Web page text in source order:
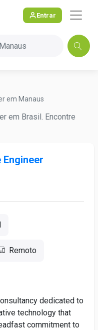
Entrar
em Manaus
em Brasil. Encontre
Remoto
dedicated to
technology that
commitment to